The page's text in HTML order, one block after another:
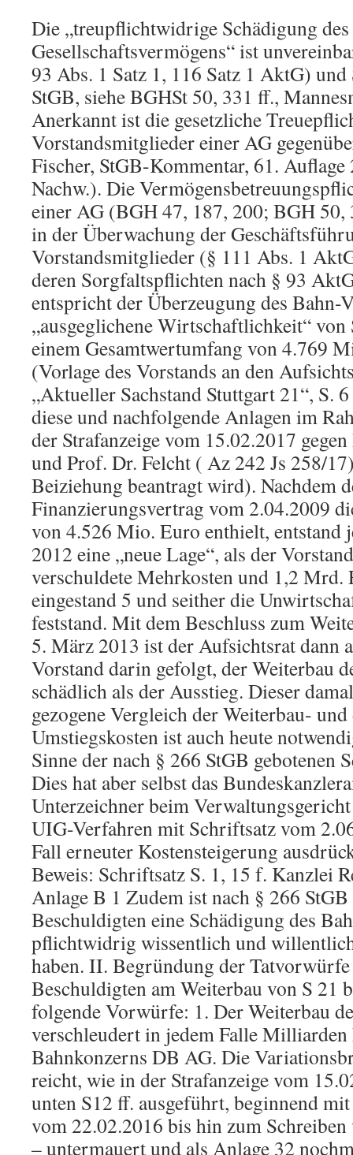
Die „treupflichtwidrige Schädigung
Gesellschaftsvermögens“ ist
93 Abs. 1 Satz 1, 116 Satz 1 AktG)
StGB, siehe BGHSt 50, 331 ff.,
Anerkannt ist die gesetzliche
Vorstandsmitglieder einer AG
Fischer, StGB-Kommentar, 61.
Nachw.). Die
einer AG (BGH 47, 187, 200; BGH 50,
in der Überwachung der
Vorstandsmitglieder (§ 111 Abs. 1
deren Sorgfaltspflichten nach § 93
entspricht der Überzeugung des Bahn-
„ausgeglichene Wirtschaftlichkeit“ von
einem Gesamtwertumfang von 4.769
(Vorlage des Vorstands an den
„Aktueller Sachstand Stuttgart 21“, S.
diese und nachfolgende Anlagen im
der Strafanzeige vom 15.02.2017
und Prof. Dr. Felcht ( Az 242 Js 258/
Beiziehung beantragt wird). Nachdem
Finanzierungsvertrag vom 2.04.2009
von 4.526 Mio. Euro enthielt, entstand
2012 eine „neue Lage“, als der
verschuldete Mehrkosten und 1,2 Mrd.
eingestand 5 und seither die
feststand. Mit dem Beschluss zum
5. März 2013 ist der Aufsichtsrat dann
Vorstand darin gefolgt, der Weiterbau
schädlich als der Ausstieg. Dieser
gezogene Vergleich der Weiterbau-
Umstiegskosten ist auch heute
Sinne der nach § 266 StGB gebotenen
Dies hat aber selbst das
Unterzeichner beim
UIG-Verfahren mit Schriftsatz vom
Fall erneuter Kostensteigerung
Beweis: Schriftsatz S. 1, 15 f. Kanzlei
Anlage B 1 Zudem ist nach § 266
Beschuldigten eine Schädigung des
pflichtwidrig wissentlich und
haben. II. Begründung der Tatvorwürfe
Beschuldigten am Weiterbau von S 21
folgende Vorwürfe: 1. Der Weiterbau
verschleudert in jedem Falle Milliarden
Bahnkonzerns DB AG. Die
reicht, wie in der Strafanzeige vom
unten S12 ff. ausgeführt, beginnend
vom 22.02.2016 bis hin zum
– untermauert und als Anlage 32